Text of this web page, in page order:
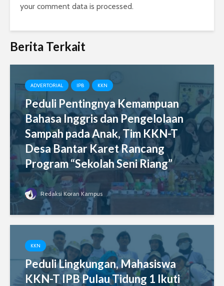
your comment data is processed.
Berita Terkait
ADVERTORIAL IPB KKN
Peduli Pentingnya Kemampuan
Bahasa Inggris dan Pengelolaan
Sampah pada Anak, Tim KKN-T
Desa Bantar Karet Rancang
Program “Sekolah Seni Riang”
Redaksi Koran Kampus
KKN
Peduli Lingkungan, Mahasiswa
KKN-T IPB Pulau Tidung 1 Ikuti